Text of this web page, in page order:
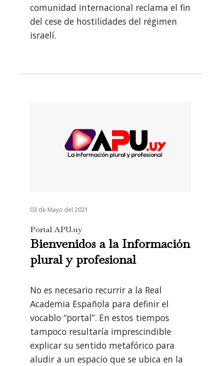
comunidad internacional reclama el fin
del cese de hostilidades del régimen
israelí.
03 de Mayo del 2021
Portal APU.uy
Bienvenidos a la Información
plural y profesional
No es necesario recurrir a la Real
Academia Española para definir el
vocablo “portal”. En estos tiempos
tampoco resultaría imprescindible
explicar su sentido metafórico para
aludir a un espacio que se ubica en la